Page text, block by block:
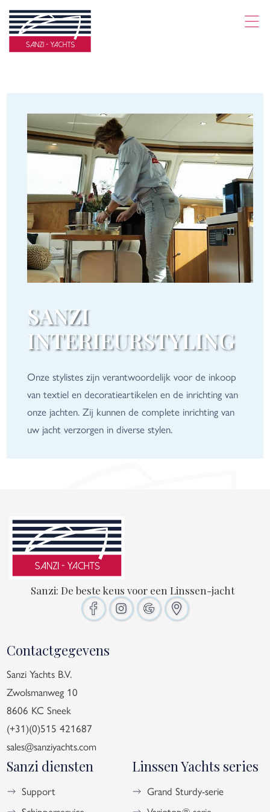
SANZI
INTERIEURSTYLING
Onze stylistes zijn verantwoordelijk voor de inkoop
van textiel en decoratieartikelen en de inrichting van
onze jachten. Zij kunnen de complete inrichting van
uw jacht verzorgen in diverse stylen.
Sanzi: De beste keus voor een Linssen-jacht
Contactgegevens
Sanzi Yachts B.V.
Zwolsmanweg 10
8606 KC Sneek
(+31)(0)515 421687
sales@sanziyachts.com
Sanzi diensten
Support
Linssen Yachts series
Grand Sturdy-serie